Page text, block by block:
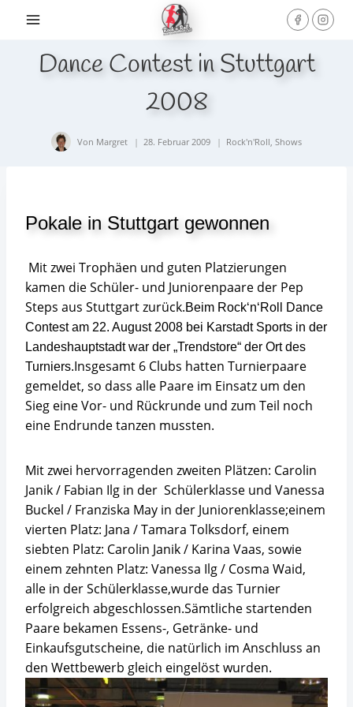
Dance Contest in Stuttgart
2008
Von Margret 28. Februar 2009 Rock'n'Roll ,Shows
Pokale in Stuttgart gewonnen
Mit zwei Trophäen und guten Platzierungen
kamen die Schüler- und Juniorenpaare der Pep
Steps aus Stuttgart zurück.Beim Rock‘n‘Roll Dance
Contest am 22. August 2008 bei Karstadt Sports in der
Landeshauptstadt war der „Trendstore“ der Ort des
Turniers.Insgesamt 6 Clubs hatten Turnierpaare
gemeldet, so dass alle Paare im Einsatz um den
Sieg eine Vor- und Rückrunde und zum Teil noch
eine Endrunde tanzen mussten.
Mit zwei hervorragenden zweiten Plätzen: Carolin
Janik / Fabian Ilg in der Schülerklasse und Vanessa
Buckel / Franziska May in der Juniorenklasse;einem
vierten Platz: Jana / Tamara Tolksdorf, einem
siebten Platz: Carolin Janik / Karina Vaas, sowie
einem zehnten Platz: Vanessa Ilg / Cosma Waid,
alle in der Schülerklasse,wurde das Turnier
erfolgreich abgeschlossen.Sämtliche startenden
Paare bekamen Essens-, Getränke- und
Einkaufsgutscheine, die natürlich im Anschluss an
den Wettbewerb gleich eingelöst wurden.